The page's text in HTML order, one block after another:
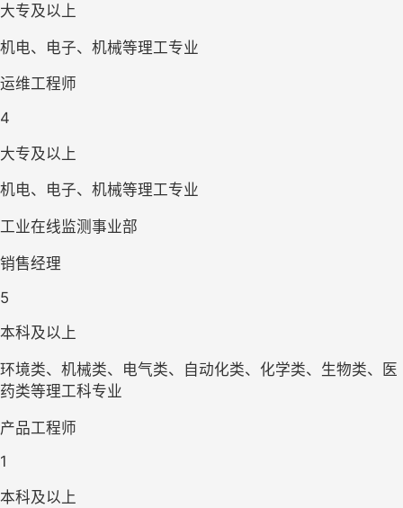
大专及以上
机电、电子、机械等理工专业
运维工程师
4
大专及以上
机电、电子、机械等理工专业
工业在线监测事业部
销售经理
5
本科及以上
环境类、机械类、电气类、自动化类、化学类、生物类、医
药类等理工科专业
产品工程师
1
本科及以上